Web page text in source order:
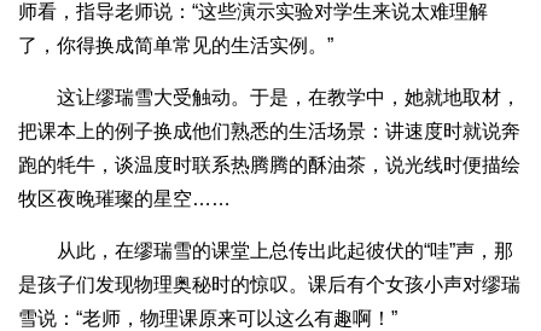
师看，指导老师说：“这些演示实验对学生来说太难理解
了，你得换成简单常见的生活实例。”
这让缪瑞雪大受触动。于是，在教学中，她就地取材，
把课本上的例子换成他们熟悉的生活场景：讲速度时就说奔
跑的牦牛，谈温度时联系热腾腾的酥油茶，说光线时便描绘
牧区夜晚璀璨的星空……
从此，在缪瑞雪的课堂上总传出此起彼伏的“哇”声，那
是孩子们发现物理奥秘时的惊叹。课后有个女孩小声对缪瑞
雪说：“老师，物理课原来可以这么有趣啊！”